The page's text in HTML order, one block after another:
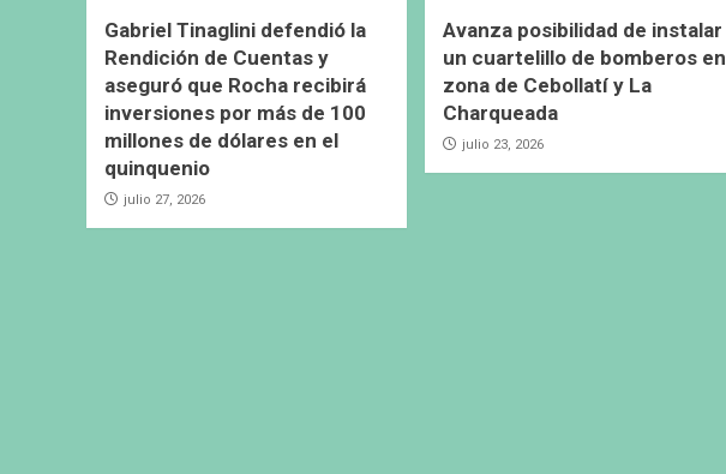
Gabriel Tinaglini defendió la
Rendición de Cuentas y
aseguró que Rocha recibirá
inversiones por más de 100
millones de dólares en el
quinquenio
julio 27, 2026
Avanza posibilidad de instalar
un cuartelillo de bomberos en
zona de Cebollatí y La
Charqueada
julio 23, 2026